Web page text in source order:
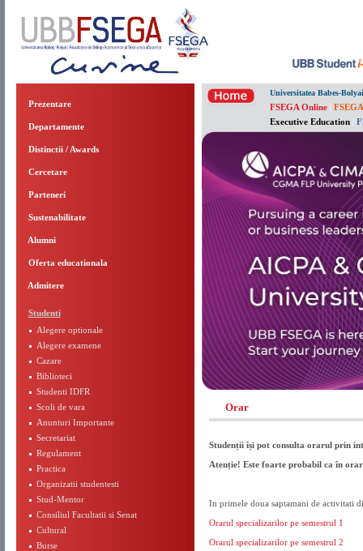
Prezentare
Departamente
Distinctii / Awards
Cercetare
Parteneri
Sustenabilitate
Alumni
Oferta educationala
Admitere
Studenti
Alegere optionale
Alegere examene
Cazare
Biblioteci
Studenti IDFR
Scoli de vara
Anunturi Importante
Secretariat
Regulament
Practica
Organizatii studentesti
Stud-Mentor
Consiliul Facultatii si Senat
Cultural
Burse
Universitatea Babes-Bolyai
FSEGA Online
Executive Education
Orar
Studenții își pot consulta orarul prin
Atenție! Este foarte probabil ca în
In primele doua saptamani de activitati
Orarul specializarilor pe semestrul 1
Orarul specializarilor pe semestrul 2